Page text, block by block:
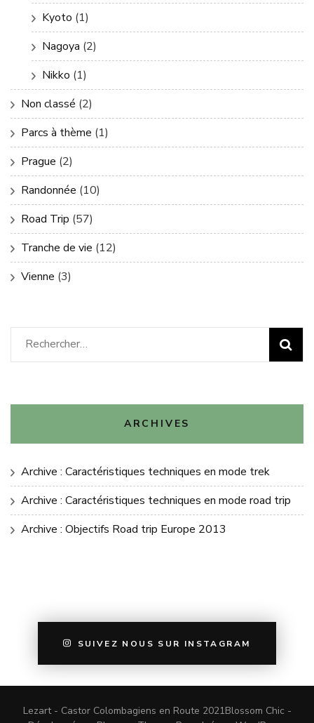
Kyoto (1)
Nagoya (2)
Nikko (1)
Non classé (2)
Parcs à thème (1)
Prague (2)
Randonnée (10)
Road Trip (57)
Tranche de vie (12)
Vienne (3)
Rechercher :
ARCHIVES
Archive : Caractéristiques techniques en mode trek
Archive : Caractéristiques techniques en mode road trip
Archive : Objectifs Road trip Europe 2013
SUIVEZ NOUS SUR INSTAGRAM
Lezart - Castor Colombagiens en Route 2021Blossom Chic -